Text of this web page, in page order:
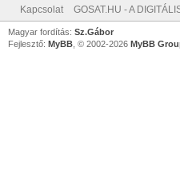
Kapcsolat GOSAT.HU - A
Magyar fordítás: Sz.Gábor
Fejlesztő: MyBB , © 2002-2026 MyBB